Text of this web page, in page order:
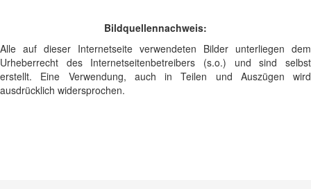
Bildquellennachweis:
Alle auf dieser Internetseite verwendeten Bilder unterliegen dem
Urheberrecht des Internetseitenbetreibers (s.o.) und sind selbst
erstellt. Eine Verwendung, auch in Teilen und Auszügen wird
ausdrücklich widersprochen.